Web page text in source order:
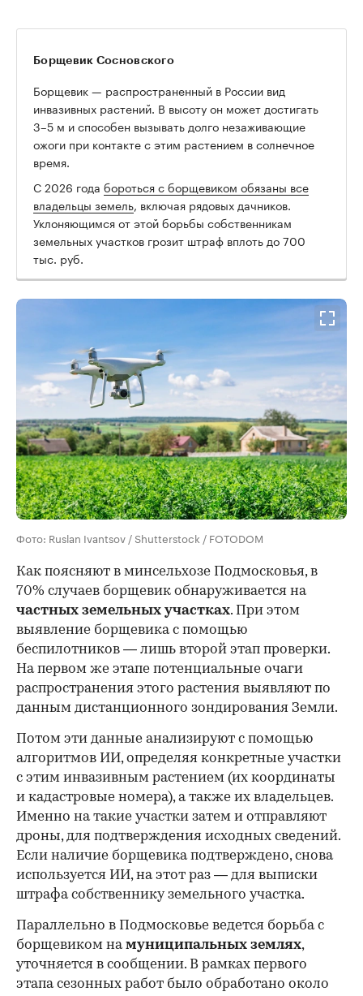
00:00
Борщевик Сосновского
Борщевик — распространенный в России вид
инвазивных растений. В высоту он может достигать
3–5 м и способен вызывать долго незаживающие
ожоги при контакте с этим растением в солнечное
время.
С 2026 года бороться с борщевиком обязаны все
владельцы земель, включая рядовых дачников.
Уклоняющимся от этой борьбы собственникам
земельных участков грозит штраф вплоть до 700
тыс. руб.
Фото: Ruslan Ivantsov / Shutterstock / FOTODOM
Как поясняют в минсельхозе Подмосковья, в
70% случаев борщевик обнаруживается на
частных земельных участках. При этом
выявление борщевика с помощью
беспилотников — лишь второй этап проверки.
На первом же этапе потенциальные очаги
распространения этого растения выявляют по
данным дистанционного зондирования Земли.
Потом эти данные анализируют с помощью
алгоритмов ИИ, определяя конкретные участки
с этим инвазивным растением (их координаты
и кадастровые номера), а также их владельцев.
Именно на такие участки затем и отправляют
дроны, для подтверждения исходных сведений.
Если наличие борщевика подтверждено, снова
используется ИИ, на этот раз — для выписки
штрафа собственнику земельного участка.
Параллельно в Подмосковье ведется борьба с
борщевиком намуниципальных землях,
уточняется в сообщении. В рамках первого
этапа сезонных работ было обработано около